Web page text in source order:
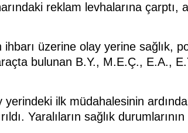
reklam levhalarına çarptı,
üzerine olay yerine sağlık,
bulunan B.Y., M.E.Ç., E.A.,
yerindeki ilk müdahalesinin
Yaralıların sağlık